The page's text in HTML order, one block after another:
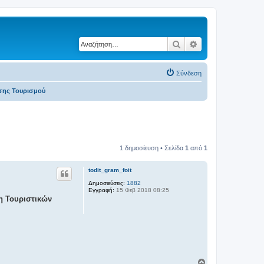
Αναζήτηση
Σύνδεση
Τουρισμού
1 δημοσίευση • Σελίδα 1 από 1
todit_gram_foit
Δημοσιεύσεις: 1882
Εγγραφή: 15 Φεβ 2018 08:25
Τουριστικών